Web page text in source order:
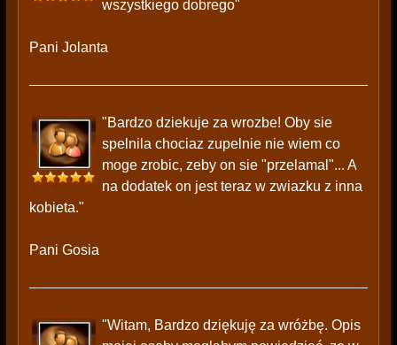
wszystkiego dobrego"
Pani Jolanta
"Bardzo dziekuje za wrozbe! Oby sie
spelnila chociaz zupelnie nie wiem co
moge zrobic, zeby on sie "przelamal"... A
na dodatek on jest teraz w zwiazku z inna
kobieta."
Pani Gosia
"Witam, Bardzo dziękuję za wróżbę. Opis